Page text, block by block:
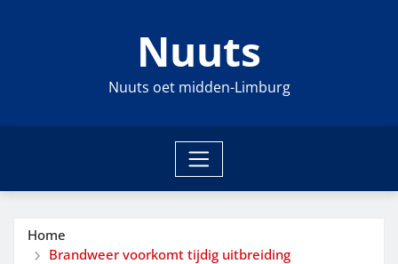
Nuuts
Nuuts oet midden-Limburg
Home
Brandweer voorkomt tijdig uitbreiding